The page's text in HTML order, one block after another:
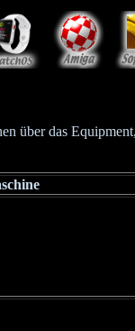
über das